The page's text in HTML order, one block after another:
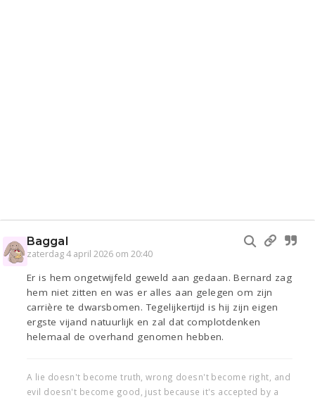
Baggal
zaterdag 4 april 2026 om 20:40
Er is hem ongetwijfeld geweld aan gedaan. Bernard zag
hem niet zitten en was er alles aan gelegen om zijn
carrière te dwarsbomen. Tegelijkertijd is hij zijn eigen
ergste vijand natuurlijk en zal dat complotdenken
helemaal de overhand genomen hebben.
A lie doesn't become truth, wrong doesn't become right, and
evil doesn't become good, just because it's accepted by a